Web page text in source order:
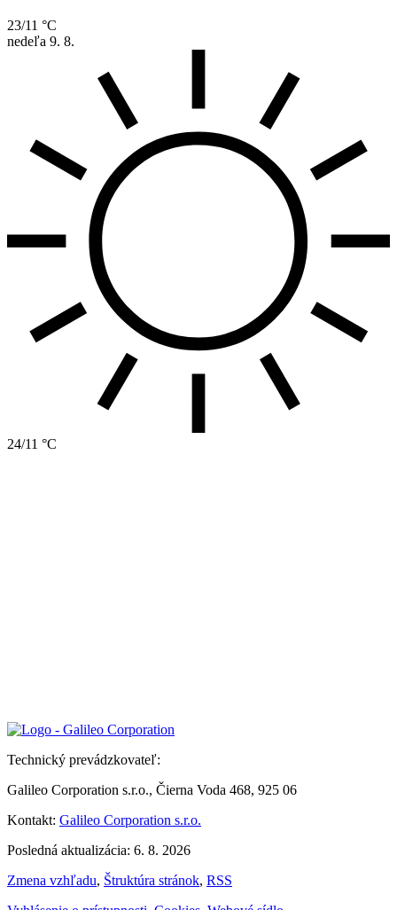
23/11 °C
nedeľa 9. 8.
24/11 °C
Technický prevádzkovateľ:
Galileo Corporation s.r.o., Čierna Voda 468, 925 06
Kontakt: Galileo Corporation s.r.o.
Posledná aktualizácia: 6. 8. 2026
Zmena vzhľadu, Štruktúra stránok, RSS